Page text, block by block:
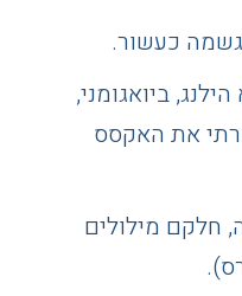
כעשור.
ביואגומני,
את האקסס
חלקם מילולים